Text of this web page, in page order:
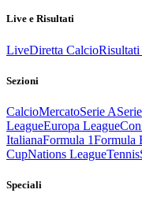
Live e Risultati
LiveDiretta CalcioRisultati
Sezioni
CalcioMercatoSerie A
LeagueEuropa League
ItalianaFormula 1Formula
CupNations LeagueTennis
Speciali